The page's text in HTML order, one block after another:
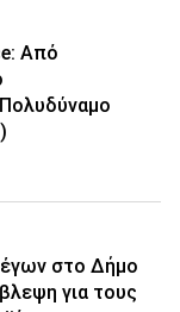
Από
στο Δήμο
για τους